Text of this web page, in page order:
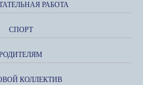
РАБОТА
СПОРТ
КОЛЛЕКТИВ